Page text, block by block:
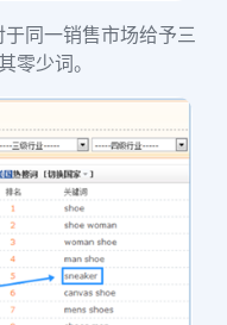
同一销售市场给予三
零少词。